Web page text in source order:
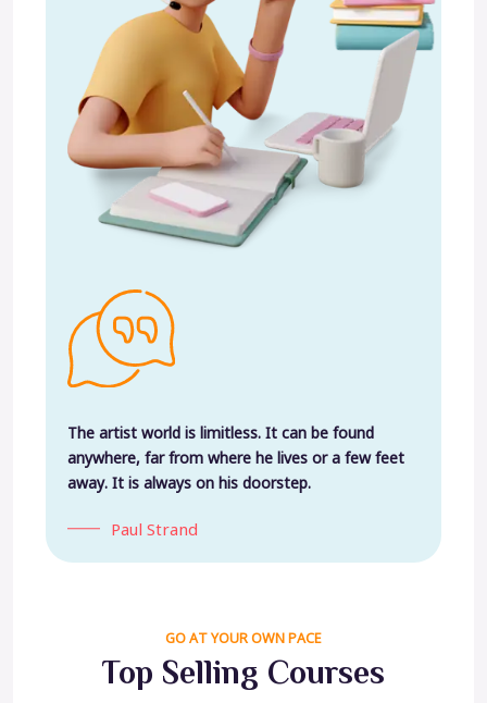
The artist world is limitless. It can be found
anywhere, far from where he lives or a few feet
away. It is always on his doorstep.
Paul Strand
GO AT YOUR OWN PACE
Top Selling Courses